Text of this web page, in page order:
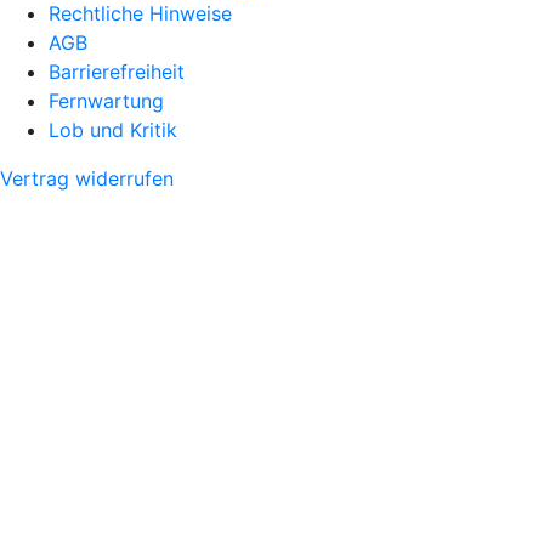
Rechtliche Hinweise
AGB
Barrierefreiheit
Fernwartung
Lob und Kritik
Vertrag widerrufen